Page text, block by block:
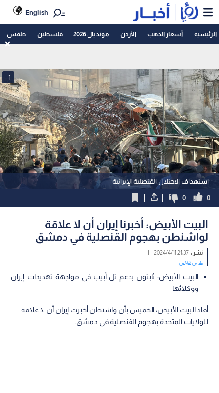
English
الرئيسية أسعار الذهب الأردن مونديال 2026 فلسطين طقس
استهداف الاحتلال القنصلية الإيرانية
1
0
0
البيت الأبيض: أخبرنا إيران أن لا علاقة
لواشنطن بهجوم القنصلية في دمشق
نشر :21:37 2024/4/11
|
عربي دولي
البيت الأبيض: ثابتون بدعم تل أبيب في مواجهة تهديدات إيران
ووكلائها
أفاد البيت الأبيض، الخميس بأن واشنطن أخبرت إيران أن لا علاقة
للولايات المتحدة بهجوم القنصلية في دمشق.